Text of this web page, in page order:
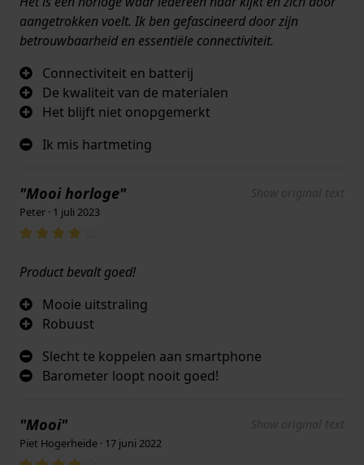
aangetrokken voelt. Ik ben gefascineerd door zijn
betrouwbaarheid en essentiële connectiviteit.
Connectiviteit en batterij
De kwaliteit van de materialen
Het blijft niet onopgemerkt
Ik mis hartmeting
"Mooi horloge" Show original text
Peter · 1 juli 2023
Product bevalt goed!
Mooie uitstraling
Robuust
Slecht te koppelen aan smartphone
Barometer loopt nooit goed!
"Mooi" Show original text
Piet Hogerheide · 17 juni 2022